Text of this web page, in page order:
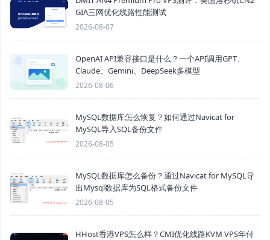
GIA三网优化线路性能测试
2026-08-07
OpenAI API兼容接口是什么？一个API调用GPT、
Claude、Gemini、DeepSeek多模型
2026-08-06
MySQL数据库怎么恢复？如何通过Navicat for
MySQL导入SQL备份文件
2026-08-05
MySQL数据库怎么备份？通过Navicat for MySQL导
出Mysql数据库为SQL格式备份文件
2026-08-05
HHost香港VPS怎么样？CMI优化线路KVM VPS年付